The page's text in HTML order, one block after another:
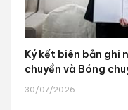
Ký kết biên bản ghi
chuyền và Bóng
30/07/2026